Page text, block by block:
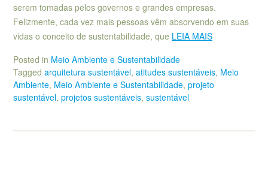
serem tomadas pelos governos e grandes empresas.
Felizmente, cada vez mais pessoas vêm absorvendo em suas
vidas o conceito de sustentabilidade, que LEIA MAIS
Posted in Meio Ambiente e Sustentabilidade
Tagged arquitetura sustentável, atitudes sustentáveis, Meio
Ambiente, Meio Ambiente e Sustentabilidade, projeto
sustentável, projetos sustentáveis, sustentável